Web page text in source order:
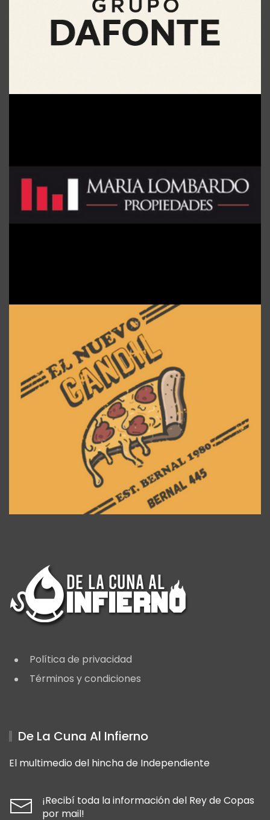
Política de privacidad
Términos y condiciones
De La Cuna Al Infierno
El multimedio del hincha de Independiente
¡Recibí toda la información del Rey de Copas
por mail!